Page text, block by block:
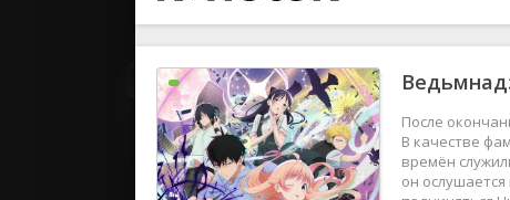
После
В качестве
времён
он